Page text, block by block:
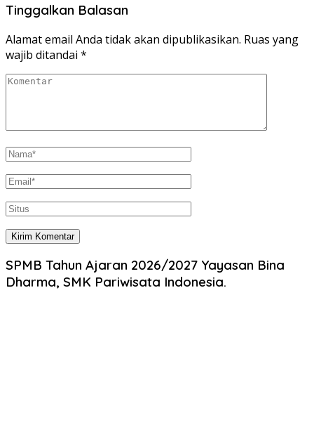
Tinggalkan Balasan
Alamat email Anda tidak akan dipublikasikan. Ruas yang
wajib ditandai *
SPMB Tahun Ajaran 2026/2027 Yayasan Bina
Dharma, SMK Pariwisata Indonesia.